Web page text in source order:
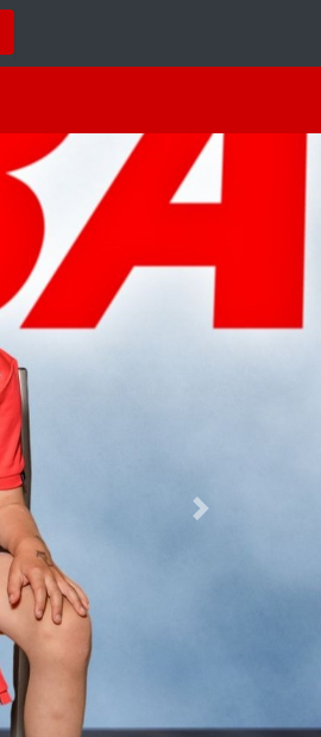
Next